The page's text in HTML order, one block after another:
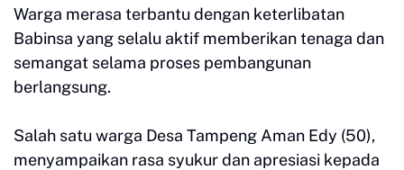
Warga merasa terbantu dengan keterlibatan
Babinsa yang selalu aktif memberikan tenaga dan
semangat selama proses pembangunan
berlangsung.
Salah satu warga Desa Tampeng Aman Edy (50),
menyampaikan rasa syukur dan apresiasi kepada